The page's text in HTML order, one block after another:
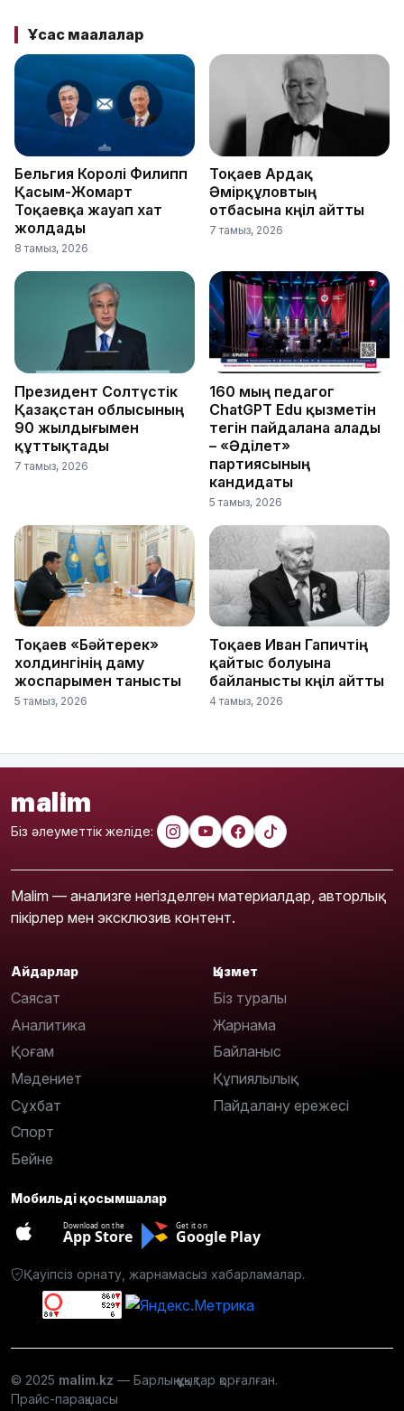
Ұқсас мақалалар
Бельгия Королі Филипп
Қасым-Жомарт
Тоқаевқа жауап хат
жолдады
8 тамыз, 2026
Тоқаев Ардақ
Әмірқұловтың
отбасына көңіл айтты
7 тамыз, 2026
Президент Солтүстік
Қазақстан облысының
90 жылдығымен
құттықтады
7 тамыз, 2026
160 мың педагог
ChatGPT Edu қызметін
тегін пайдалана алады
– «Әділет»
партиясының
кандидаты
5 тамыз, 2026
Тоқаев «Бәйтерек»
холдингінің даму
жоспарымен танысты
5 тамыз, 2026
Тоқаев Иван Гапичтің
қайтыс болуына
байланысты көңіл айтты
4 тамыз, 2026
malim
Біз әлеуметтік желіде:
Malim — анализге негізделген материалдар, авторлық
пікірлер мен эксклюзив контент.
Айдарлар
Саясат
Аналитика
Қоғам
Мәдениет
Сұхбат
Спорт
Бейне
Қызмет
Біз туралы
Жарнама
Байланыс
Құпиялылық
Пайдалану ережесі
Мобильді қосымшалар
Download on the
App Store
Get it on
Google Play
Қауіпсіз орнату, жарнамасыз хабарламалар.
© 2025 malim.kz — Барлық құқықтар қорғалған.
Прайс-парақшасы